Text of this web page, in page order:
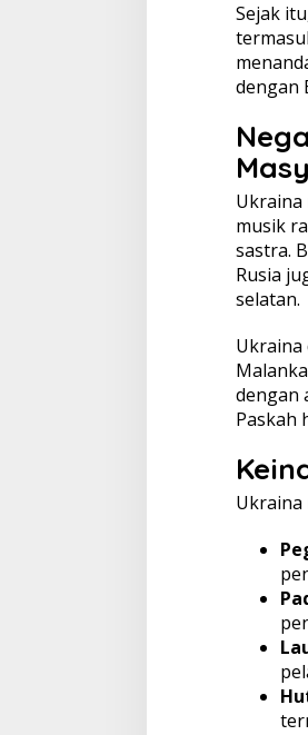
Sejak
dengan
Ukraina
musik
sastra.
Rusia
selatan.
Ukraina
dengan
Paskah
Ukraina